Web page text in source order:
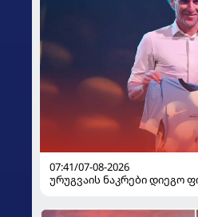
07:41/07-08-2026
ურუგვაის ნაკრები დიეგო